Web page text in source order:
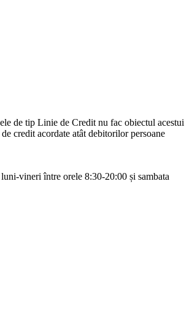
de tip Linie de Credit nu fac obiectul acestui
credit acordate atât debitorilor persoane
vineri între orele 8:30-20:00 și sambata